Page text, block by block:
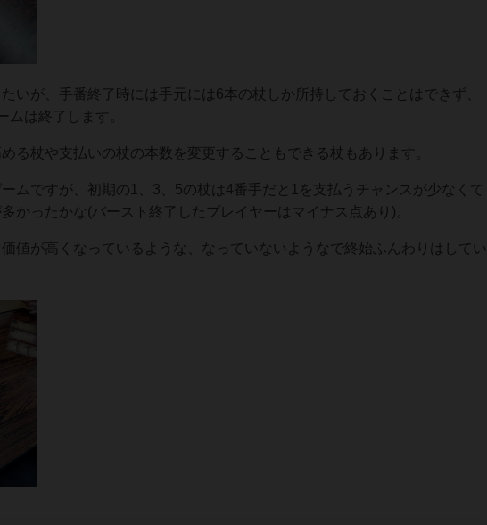
いが、手番終了時には手元には6本の杖しか所持しておくことはできず、
ムは終了します。
る杖や支払いの杖の本数を変更することもできる杖もあります。
ムですが、初期の1、3、5の杖は4番手だと1を支払うチャンスが少なくて
かったかな(バースト終了したプレイヤーはマイナス点あり)。
値が高くなっているような、なっていないようなで終始ふんわりはしてい